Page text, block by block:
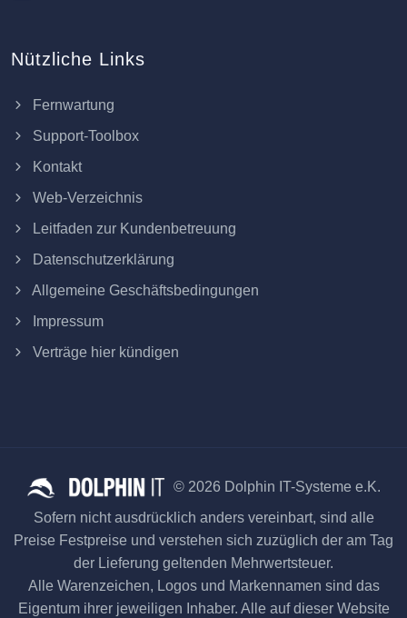
Nützliche Links
Fernwartung
Support-Toolbox
Kontakt
Web-Verzeichnis
Leitfaden zur Kundenbetreuung
Datenschutzerklärung
Allgemeine Geschäftsbedingungen
Impressum
Verträge hier kündigen
© 2026 Dolphin IT-Systeme e.K.
Sofern nicht ausdrücklich anders vereinbart, sind alle
Preise Festpreise und verstehen sich zuzüglich der am Tag
der Lieferung geltenden Mehrwertsteuer.
Alle Warenzeichen, Logos und Markennamen sind das
Eigentum ihrer jeweiligen Inhaber. Alle auf dieser Website